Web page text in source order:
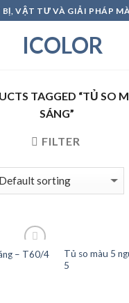
VẬT TƯ VÀ GIẢI PHÁP
TAGGED “TỦ SO
SÁNG”
FILTER
– T60/4
Tủ so màu 5
5